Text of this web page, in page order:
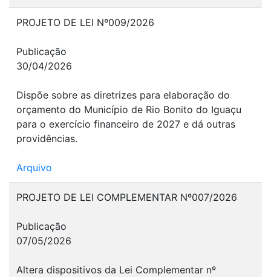
PROJETO DE LEI Nº009/2026
Publicação
30/04/2026
Dispõe sobre as diretrizes para elaboração do
orçamento do Município de Rio Bonito do Iguaçu
para o exercício financeiro de 2027 e dá outras
providências.
Arquivo
PROJETO DE LEI COMPLEMENTAR Nº007/2026
Publicação
07/05/2026
Altera dispositivos da Lei Complementar nº